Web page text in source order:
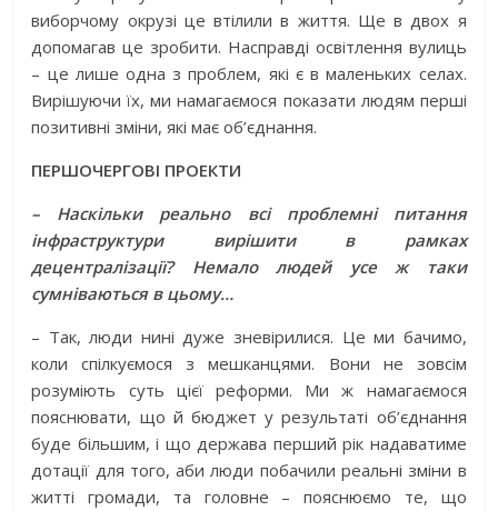
виборчому окрузі це втілили в життя. Ще в двох я
допомагав це зробити. Насправді освітлення вулиць
– це лише одна з проблем, які є в маленьких селах.
Вирішуючи їх, ми намагаємося показати людям перші
позитивні зміни, які має об’єднання.
ПЕРШОЧЕРГОВІ ПРОЕКТИ
– Наскільки реально всі проблемні питання
інфраструктури вирішити в рамках
децентралізації? Немало людей усе ж таки
сумніваються в цьому…
– Так, люди нині дуже зневірилися. Це ми бачимо,
коли спілкуємося з мешканцями. Вони не зовсім
розуміють суть цієї реформи. Ми ж намагаємося
пояснювати, що й бюджет у результаті об’єднання
буде більшим, і що держава перший рік надаватиме
дотації для того, аби люди побачили реальні зміни в
житті громади, та головне – пояснюємо те, що